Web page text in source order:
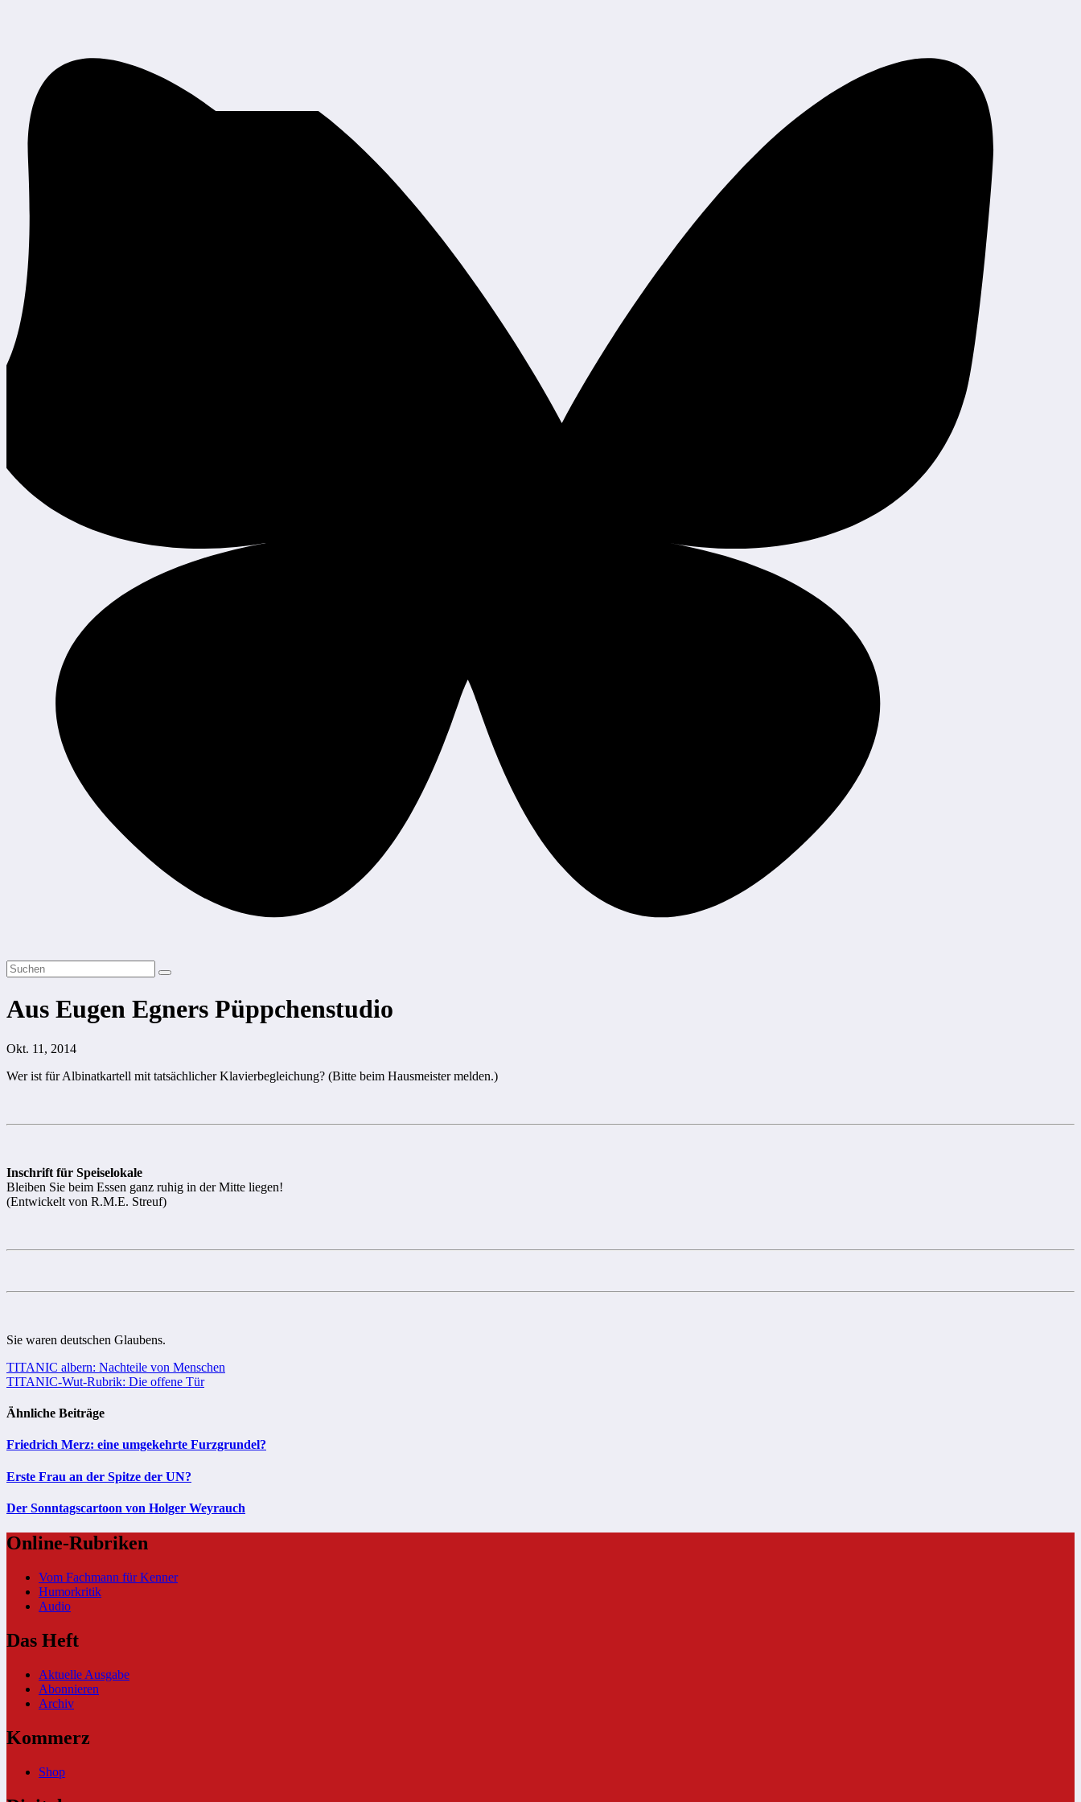
Aus Eugen Egners Püppchenstudio
Okt. 11, 2014
Wer ist für Albinatkartell mit tatsächlicher Klavierbegleichung? (Bitte beim Hausmeister melden.)
Inschrift für Speiselokale
Bleiben Sie beim Essen ganz ruhig in der Mitte liegen!
(Entwickelt von R.M.E. Streuf)
Sie waren deutschen Glaubens.
Beitragsnavigation
TITANIC albern: Nachteile von Menschen
TITANIC-Wut-Rubrik: Die offene Tür
Ähnliche Beiträge
Friedrich Merz: eine umgekehrte Furzgrundel?
Erste Frau an der Spitze der UN?
Der Sonntagscartoon von Holger Weyrauch
Online-Rubriken
Vom Fachmann für Kenner
Humorkritik
Audio
Das Heft
Aktuelle Ausgabe
Abonnieren
Archiv
Kommerz
Shop